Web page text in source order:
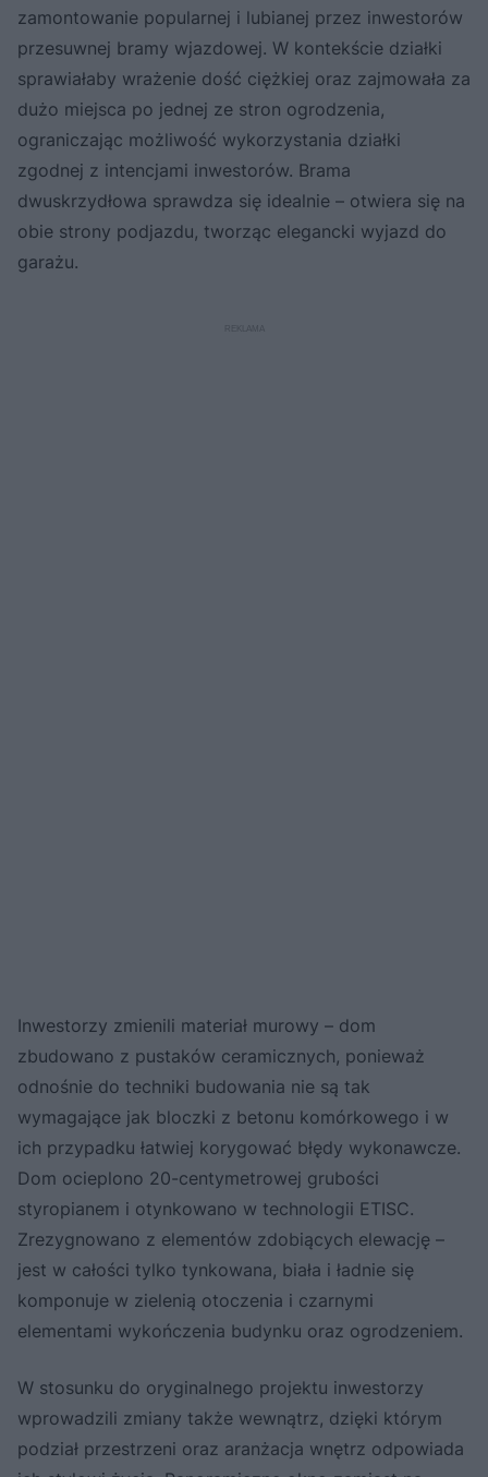
zamontowanie popularnej i lubianej przez inwestorów
przesuwnej bramy wjazdowej. W kontekście działki
sprawiałaby wrażenie dość ciężkiej oraz zajmowała za
dużo miejsca po jednej ze stron ogrodzenia,
ograniczając możliwość wykorzystania działki
zgodnej z intencjami inwestorów. Brama
dwuskrzydłowa sprawdza się idealnie – otwiera się na
obie strony podjazdu, tworząc elegancki wyjazd do
garażu.
Inwestorzy zmienili materiał murowy – dom
zbudowano z pustaków ceramicznych, ponieważ
odnośnie do techniki budowania nie są tak
wymagające jak bloczki z betonu komórkowego i w
ich przypadku łatwiej korygować błędy wykonawcze.
Dom ocieplono 20-centymetrowej grubości
styropianem i otynkowano w technologii ETISC.
Zrezygnowano z elementów zdobiących elewację –
jest w całości tylko tynkowana, biała i ładnie się
komponuje w zielenią otoczenia i czarnymi
elementami wykończenia budynku oraz ogrodzeniem.
W stosunku do oryginalnego projektu inwestorzy
wprowadzili zmiany także wewnątrz, dzięki którym
podział przestrzeni oraz aranżacja wnętrz odpowiada